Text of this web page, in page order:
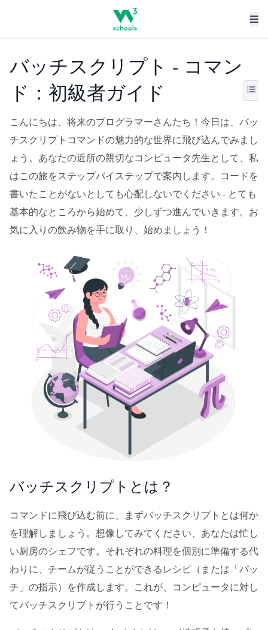
バッチスクリプト - コマン
ド：初級者ガイド
こんにちは、将来のプログラマーさんたち！今日は、バッ
チスクリプトコマンドの魅力的な世界に飛び込んでみまし
ょう。あなたの近所の親切なコンピュータ先生として、私
はこの旅をステップバイステップで案内します。コードを
書いたことがないとしても心配しないでください - とても
基本的なところから始めて、少しずつ進んでいきます。お
気に入りの飲み物を手に取り、始めましょう！
バッチスクリプトとは？
コマンドに飛び込む前に、まずバッチスクリプトとは何か
を理解しましょう。想像してみてください、あなたは忙し
い厨房のシェフです。それぞれの料理を個別に準備する代
わりに、チームが従うことができるレシピ（または「バッ
チ」の指示）を作成します。これが、コンピュータに対し
てバッチスクリプトが行うことです！